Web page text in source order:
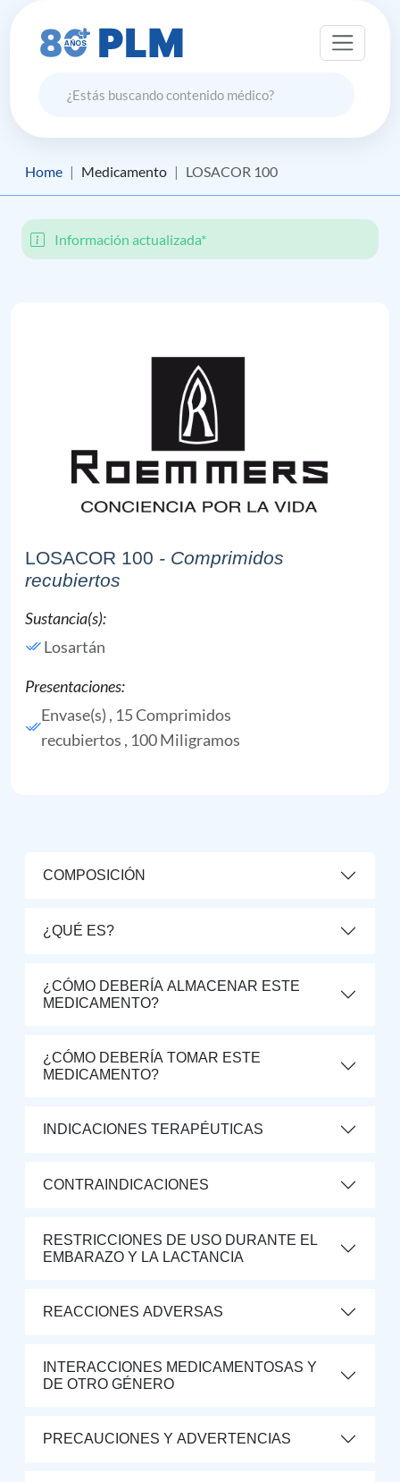
Home Medicamento LOSACOR 100
Información actualizada*
LOSACOR 100 - Comprimidos
recubiertos
Sustancia(s):
Losartán
Presentaciones:
Envase(s) , 15 Comprimidos
recubiertos , 100 Miligramos
COMPOSICIÓN
¿QUÉ ES?
¿CÓMO DEBERÍA ALMACENAR ESTE
MEDICAMENTO?
¿CÓMO DEBERÍA TOMAR ESTE
MEDICAMENTO?
INDICACIONES TERAPÉUTICAS
CONTRAINDICACIONES
RESTRICCIONES DE USO DURANTE EL
EMBARAZO Y LA LACTANCIA
REACCIONES ADVERSAS
INTERACCIONES MEDICAMENTOSAS Y
DE OTRO GÉNERO
PRECAUCIONES Y ADVERTENCIAS